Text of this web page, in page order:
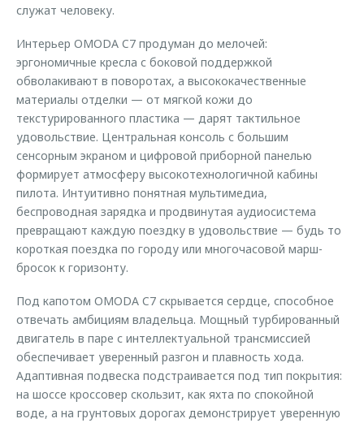
служат человеку.
Интерьер OMODA C7 продуман до мелочей:
эргономичные кресла с боковой поддержкой
обволакивают в поворотах, а высококачественные
материалы отделки — от мягкой кожи до
текстурированного пластика — дарят тактильное
удовольствие. Центральная консоль с большим
сенсорным экраном и цифровой приборной панелью
формирует атмосферу высокотехнологичной кабины
пилота. Интуитивно понятная мультимедиа,
беспроводная зарядка и продвинутая аудиосистема
превращают каждую поездку в удовольствие — будь то
короткая поездка по городу или многочасовой марш-
бросок к горизонту.
Под капотом OMODA C7 скрывается сердце, способное
отвечать амбициям владельца. Мощный турбированный
двигатель в паре с интеллектуальной трансмиссией
обеспечивает уверенный разгон и плавность хода.
Адаптивная подвеска подстраивается под тип покрытия:
на шоссе кроссовер скользит, как яхта по спокойной
воде, а на грунтовых дорогах демонстрирует уверенную